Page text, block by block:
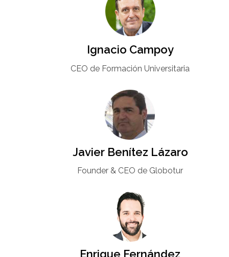
Ignacio Campoy​
CEO de Formación Universitaria​
Javier Benítez Lázaro
Founder & CEO de Globotur​
Enrique Fernández